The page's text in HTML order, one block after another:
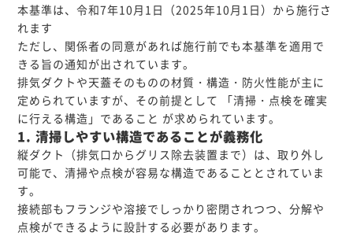
本基準は、令和7年10月1日（2025年10月1日）から施行さ
れます
ただし、関係者の同意があれば施行前でも本基準を適用で
きる旨の通知が出されています。
排気ダクトや天蓋そのものの材質・構造・防火性能が主に
定められていますが、その前提として 「清掃・点検を確実
に行える構造」であること が求められています。
1. 清掃しやすい構造であることが義務化
縦ダクト（排気口からグリス除去装置まで）は、取り外し
可能で、清掃や点検が容易な構造であることとされていま
す。
接続部もフランジや溶接でしっかり密閉されつつ、分解や
点検ができるように設計する必要があります。